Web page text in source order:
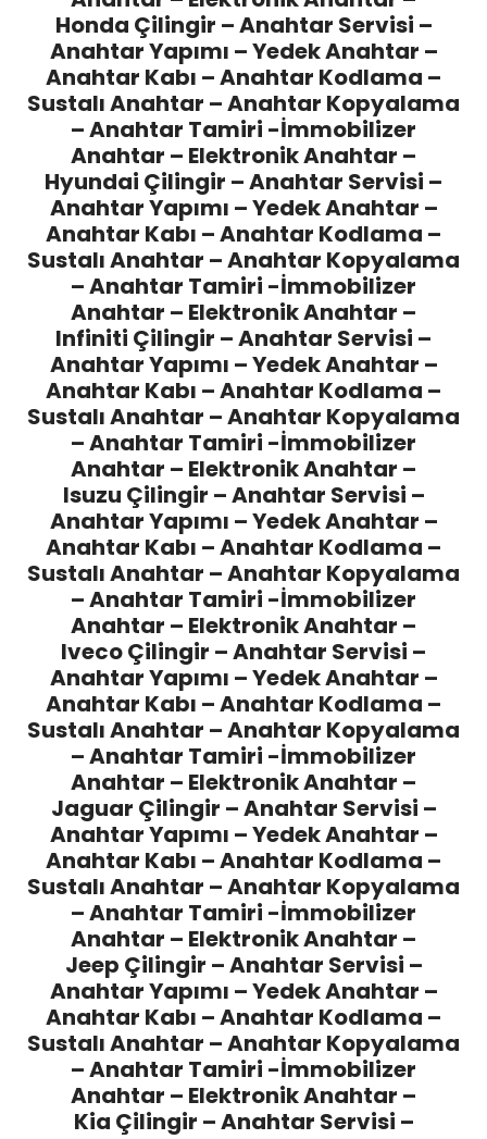
Honda Çilingir – Anahtar Servisi –
Anahtar Yapımı – Yedek Anahtar –
Anahtar Kabı – Anahtar Kodlama –
Sustalı Anahtar – Anahtar Kopyalama
– Anahtar Tamiri -İmmobilizer
Anahtar – Elektronik Anahtar –
Hyundai Çilingir – Anahtar Servisi –
Anahtar Yapımı – Yedek Anahtar –
Anahtar Kabı – Anahtar Kodlama –
Sustalı Anahtar – Anahtar Kopyalama
– Anahtar Tamiri -İmmobilizer
Anahtar – Elektronik Anahtar –
Infiniti Çilingir – Anahtar Servisi –
Anahtar Yapımı – Yedek Anahtar –
Anahtar Kabı – Anahtar Kodlama –
Sustalı Anahtar – Anahtar Kopyalama
– Anahtar Tamiri -İmmobilizer
Anahtar – Elektronik Anahtar –
Isuzu Çilingir – Anahtar Servisi –
Anahtar Yapımı – Yedek Anahtar –
Anahtar Kabı – Anahtar Kodlama –
Sustalı Anahtar – Anahtar Kopyalama
– Anahtar Tamiri -İmmobilizer
Anahtar – Elektronik Anahtar –
Iveco Çilingir – Anahtar Servisi –
Anahtar Yapımı – Yedek Anahtar –
Anahtar Kabı – Anahtar Kodlama –
Sustalı Anahtar – Anahtar Kopyalama
– Anahtar Tamiri -İmmobilizer
Anahtar – Elektronik Anahtar –
Jaguar Çilingir – Anahtar Servisi –
Anahtar Yapımı – Yedek Anahtar –
Anahtar Kabı – Anahtar Kodlama –
Sustalı Anahtar – Anahtar Kopyalama
– Anahtar Tamiri -İmmobilizer
Anahtar – Elektronik Anahtar –
Jeep Çilingir – Anahtar Servisi –
Anahtar Yapımı – Yedek Anahtar –
Anahtar Kabı – Anahtar Kodlama –
Sustalı Anahtar – Anahtar Kopyalama
– Anahtar Tamiri -İmmobilizer
Anahtar – Elektronik Anahtar –
Kia Çilingir – Anahtar Servisi –